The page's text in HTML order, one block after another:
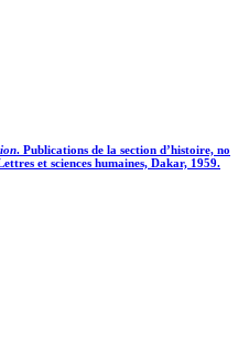
. Publications de la section d’histoire, no
et sciences humaines, Dakar, 1959.